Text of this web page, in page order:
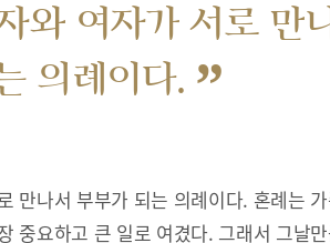
와 여자가 서로 만
의례이다. ”
만나서 부부가 되는 의례이다. 혼례는
중요하고 큰 일로 여겼다. 그래서 그날